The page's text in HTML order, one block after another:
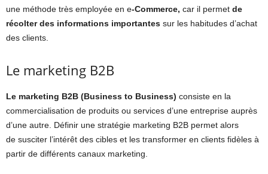
une méthode très employée en e-Commerce, car il permet de
récolter des informations importantes sur les habitudes d’achat
des clients.
Le marketing B2B
Le marketing B2B (Business to Business) consiste en la
commercialisation de produits ou services d’une entreprise auprès
d’une autre. Définir une stratégie marketing B2B permet alors
de susciter l’intérêt des cibles et les transformer en clients fidèles à
partir de différents canaux marketing.